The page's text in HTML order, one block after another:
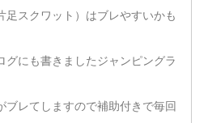
足スクワット）はブレやすいかも
グにも書きましたジャンピングラ
ブレてしますので補助付きで毎回